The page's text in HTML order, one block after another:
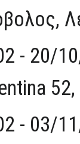
- 20/
- 03/